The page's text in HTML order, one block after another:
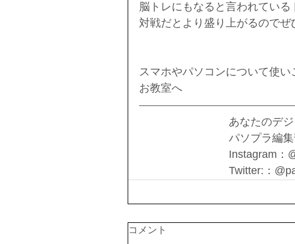
脳トレにもなると言われている
対戦だとより盛り上がるのでぜ
スマホやパソコンについて使い
お教室へ
あなたのデ
パソプラ編
Instagram：
Twitter:：
コメント